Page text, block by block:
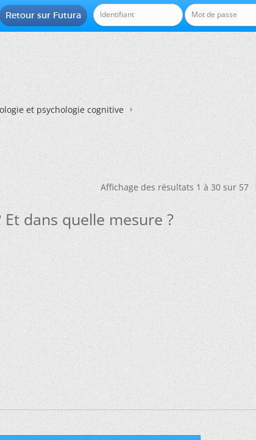
Retour sur Futura
et psychologie cognitive
Affichage des résultats 1 à 30 sur 57
dans quelle mesure ?